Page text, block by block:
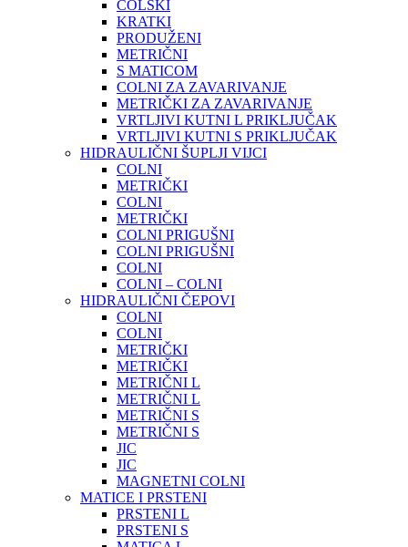
COLSKI
KRATKI
PRODUŽENI
METRIČNI
S MATICOM
COLNI ZA ZAVARIVANJE
METRIČKI ZA ZAVARIVANJE
VRTLJIVI KUTNI L PRIKLJUČAK
VRTLJIVI KUTNI S PRIKLJUČAK
HIDRAULIČNI ŠUPLJI VIJCI
COLNI
METRIČKI
COLNI
METRIČKI
COLNI PRIGUŠNI
COLNI PRIGUŠNI
COLNI
COLNI – COLNI
HIDRAULIČNI ČEPOVI
COLNI
COLNI
METRIČKI
METRIČKI
METRIČNI L
METRIČNI L
METRIČNI S
METRIČNI S
JIC
JIC
MAGNETNI COLNI
MATICE I PRSTENI
PRSTENI L
PRSTENI S